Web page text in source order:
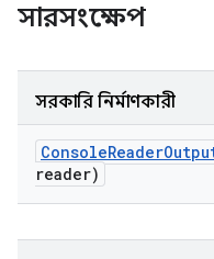
সারসংক্ষেপ
সরকারি নির্মাণকারী
ConsoleReader
reader)